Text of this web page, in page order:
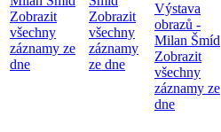
Zobrazit
všechny
záznamy ze
dne
Zobrazit
všechny
záznamy
ze dne
Výstava
obrazů -
Milan Šmíd
Zobrazit
všechny
záznamy ze
dne